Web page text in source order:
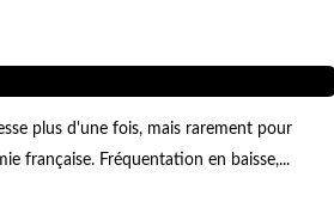
plus d'une fois, mais rarement pour
française. Fréquentation en baisse,...